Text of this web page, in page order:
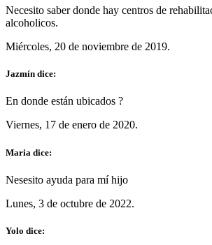
Necesito saber donde hay centros de
alcoholicos.
Miércoles, 20 de noviembre de 2019.
Jazmín dice:
En donde están ubicados ?
Viernes, 17 de enero de 2020.
Maria dice:
Nesesito ayuda para mí hijo
Lunes, 3 de octubre de 2022.
Yolo dice: